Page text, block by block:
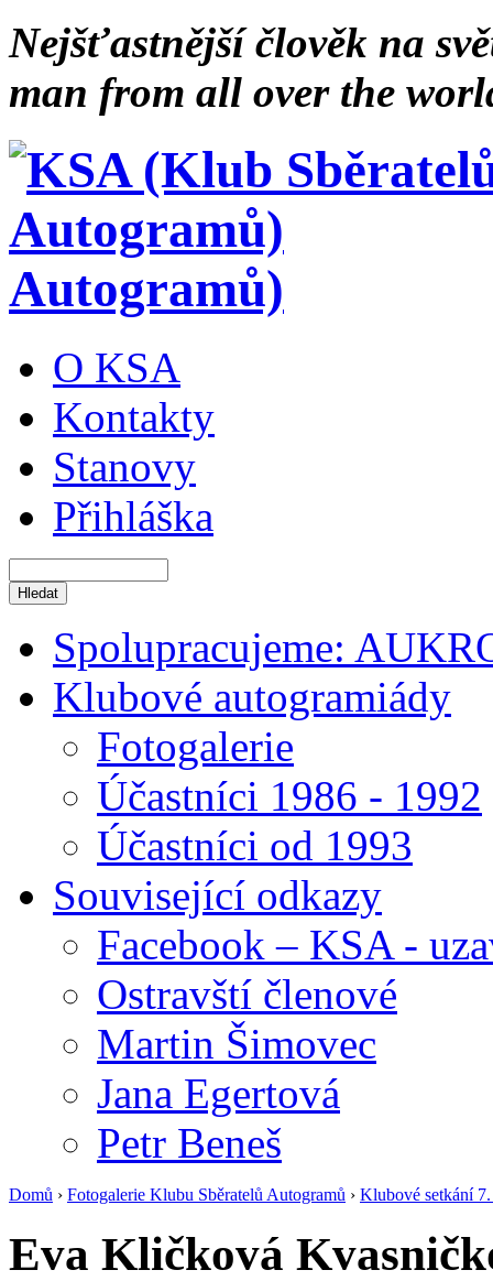
Nejšťastnější člověk na
man from all over the
Autogramů)
O KSA
Kontakty
Stanovy
Přihláška
Spolupracujeme:
Klubové autogramiády
Fotogalerie
Účastníci 1986 - 1992
Účastníci od 1993
Související odkazy
Facebook – KSA -
Ostravští členové
Martin Šimovec
Jana Egertová
Petr Beneš
Domů › Fotogalerie Klubu Sběratelů Autogramů › Klubové setkání
Eva Kličková